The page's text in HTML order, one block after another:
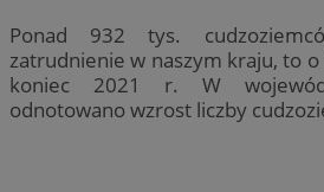
Ponad 932 tys.
zatrudnienie w naszym kraju, to
koniec 2021 r. W
odnotowano wzrost liczby